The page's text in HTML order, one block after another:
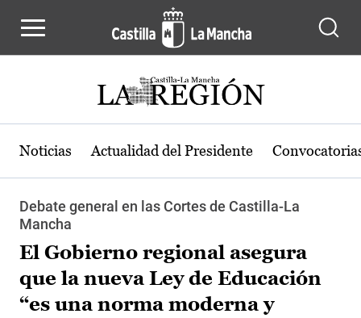
Noticias Actualidad del Presidente
Debate general en las Cortes de Castilla-La
Mancha
El Gobierno regional asegura
que la nueva Ley de Educación
“es una norma moderna y